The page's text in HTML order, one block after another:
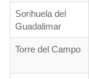
Sorihuela del
Guadalimar
Torre del Campo